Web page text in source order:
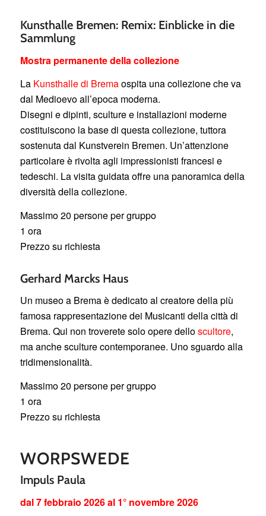
Kunsthalle Bremen: Remix: Einblicke in die
Sammlung
Mostra permanente della collezione
La Kunsthalle di Bremaospita una collezione che va
dal Medioevo all’epoca moderna.
Disegni e dipinti, sculture e installazioni moderne
costituiscono la base di questa collezione, tuttora
sostenuta dal Kunstverein Bremen. Un’attenzione
particolare è rivolta agli impressionisti francesi e
tedeschi. La visita guidata offre una panoramica della
diversità della collezione.
Massimo 20 persone per gruppo
1 ora
Prezzo su richiesta
Gerhard Marcks Haus
Un museo a Brema è dedicato al creatore della più
famosa rappresentazione dei Musicanti della città di
Brema. Qui non troverete solo opere delloscultore,
ma anche sculture contemporanee. Uno sguardo alla
tridimensionalità.
Massimo 20 persone per gruppo
1 ora
Prezzo su richiesta
WORPSWEDE
Impuls Paula
dal 7 febbraio 2026 al 1° novembre 2026